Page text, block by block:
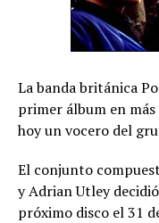
La banda británica
primer álbum en
hoy un vocero del
El conjunto
y Adrian Utley
próximo disco el 31